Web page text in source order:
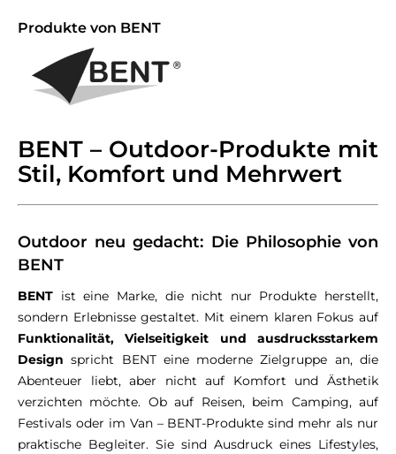
Produkte von BENT
BENT – Outdoor-Produkte mit
Stil, Komfort und Mehrwert
Outdoor neu gedacht: Die Philosophie von
BENT
BENT ist eine Marke, die nicht nur Produkte herstellt,
sondern Erlebnisse gestaltet. Mit einem klaren Fokus auf
Funktionalität, Vielseitigkeit und ausdrucksstarkem
Design spricht BENT eine moderne Zielgruppe an, die
Abenteuer liebt, aber nicht auf Komfort und Ästhetik
verzichten möchte. Ob auf Reisen, beim Camping, auf
Festivals oder im Van – BENT-Produkte sind mehr als nur
praktische Begleiter. Sie sind Ausdruck eines Lifestyles,